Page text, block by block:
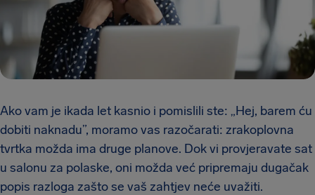
Ako vam je ikada let kasnio i pomislili ste: „Hej, barem ću
dobiti naknadu”, moramo vas razočarati: zrakoplovna
tvrtka možda ima druge planove. Dok vi provjeravate sat
u salonu za polaske, oni možda već pripremaju dugačak
popis razloga zašto se vaš zahtjev neće uvažiti.